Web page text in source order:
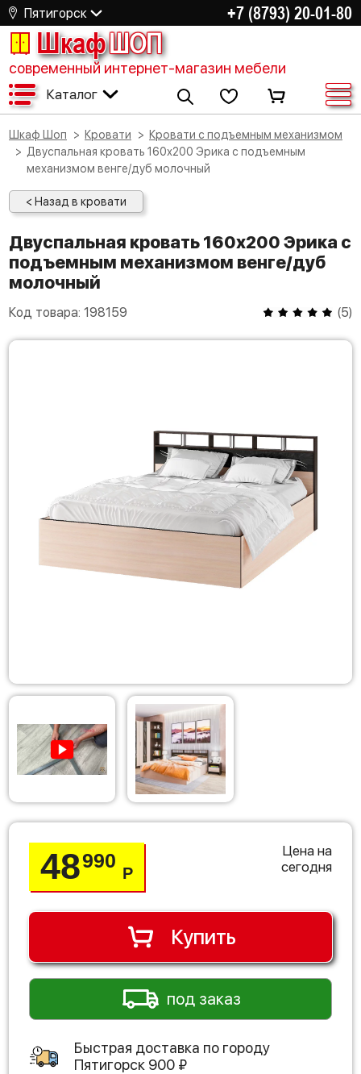
Пятигорск +7 (8793) 20-01-80
ШкафШОП
современный интернет-магазин мебели
Каталог
Шкаф Шоп Кровати
Кровати с подъемным механизмом
Двуспальная кровать 160х200 Эрика с подъемным
механизмом венге/дуб молочный
< Назад в кровати
Двуспальная кровать 160х200 Эрика с
подъемным механизмом венге/дуб
молочный
Код товара: 198159 (5)
48990
Р
Цена на
сегодня
Купить
под заказ
Быстрая доставка по городу
Пятигорск 900 ₽